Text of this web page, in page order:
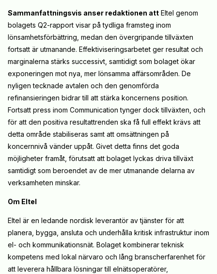
Sammanfattningsvis anser redaktionen att Eltel genom
bolagets Q2-rapport visar på tydliga framsteg inom
lönsamhetsförbättring, medan den övergripande tillväxten
fortsatt är utmanande. Effektiviseringsarbetet ger resultat och
marginalerna stärks successivt, samtidigt som bolaget ökar
exponeringen mot nya, mer lönsamma affärsområden. De
nyligen tecknade avtalen och den genomförda
refinansieringen bidrar till att stärka koncernens position.
Fortsatt press inom Communication tynger dock tillväxten, och
för att den positiva resultattrenden ska få full effekt krävs att
detta område stabiliseras samt att omsättningen på
koncernnivå vänder uppåt. Givet detta finns det goda
möjligheter framåt, förutsatt att bolaget lyckas driva tillväxt
samtidigt som beroendet av de mer utmanande delarna av
verksamheten minskar.
Om Eltel
Eltel är en ledande nordisk leverantör av tjänster för att
planera, bygga, ansluta och underhålla kritisk infrastruktur inom
el- och kommunikationsnät. Bolaget kombinerar teknisk
kompetens med lokal närvaro och lång branscherfarenhet för
att leverera hållbara lösningar till elnätsoperatörer,